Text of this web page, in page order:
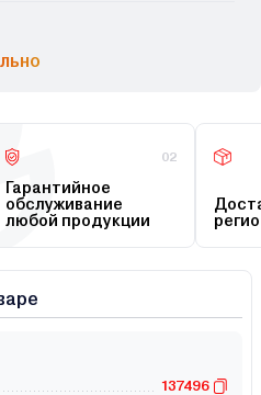
02
Гарантийное
обслуживание
любой продукции
137496